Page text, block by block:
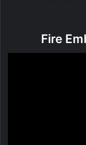
Fire